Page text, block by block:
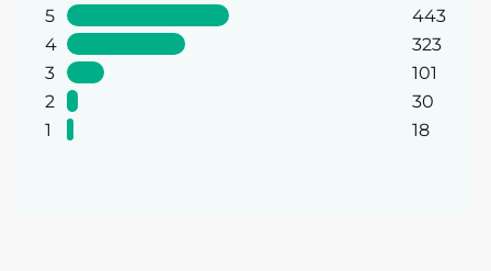
5
443
4
323
3
101
2
30
1
18